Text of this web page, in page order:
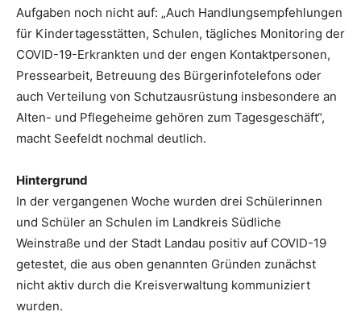
Aufgaben noch nicht auf: „Auch Handlungsempfehlungen
für Kindertagesstätten, Schulen, tägliches Monitoring der
COVID-19-Erkrankten und der engen Kontaktpersonen,
Pressearbeit, Betreuung des Bürgerinfotelefons oder
auch Verteilung von Schutzausrüstung insbesondere an
Alten- und Pflegeheime gehören zum Tagesgeschäft“,
macht Seefeldt nochmal deutlich.
Hintergrund
In der vergangenen Woche wurden drei Schülerinnen
und Schüler an Schulen im Landkreis Südliche
Weinstraße und der Stadt Landau positiv auf COVID-19
getestet, die aus oben genannten Gründen zunächst
nicht aktiv durch die Kreisverwaltung kommuniziert
wurden.